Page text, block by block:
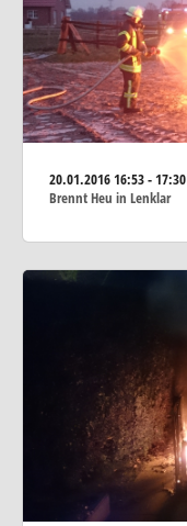
20.01.201616:53 - 17:30
Brennt Heu in Lenklar